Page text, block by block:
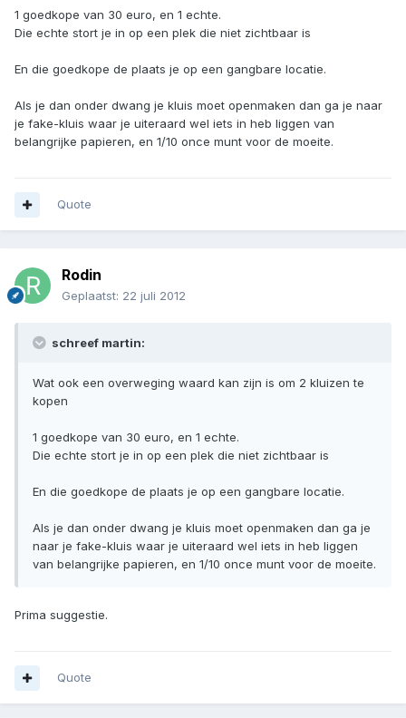
1 goedkope van 30 euro, en 1 echte.
Die echte stort je in op een plek die niet zichtbaar is
En die goedkope de plaats je op een gangbare locatie.
Als je dan onder dwang je kluis moet openmaken dan ga je naar
je fake-kluis waar je uiteraard wel iets in heb liggen van
belangrijke papieren, en 1/10 once munt voor de moeite.
Quote
Rodin
Geplaatst: 22 juli 2012
schreef martin:
Wat ook een overweging waard kan zijn is om 2 kluizen te
kopen
1 goedkope van 30 euro, en 1 echte.
Die echte stort je in op een plek die niet zichtbaar is
En die goedkope de plaats je op een gangbare locatie.
Als je dan onder dwang je kluis moet openmaken dan ga je
naar je fake-kluis waar je uiteraard wel iets in heb liggen
van belangrijke papieren, en 1/10 once munt voor de moeite.
Prima suggestie.
Quote